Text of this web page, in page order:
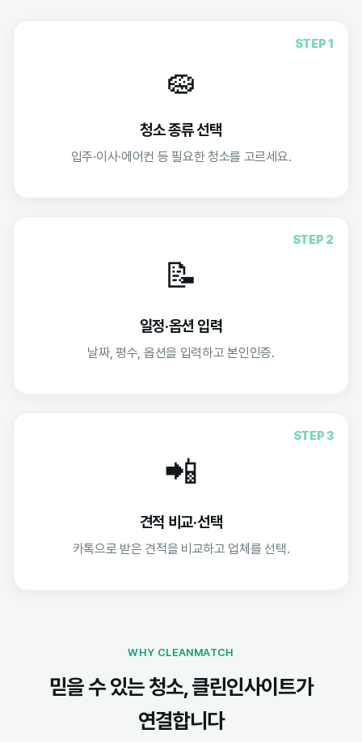
STEP 1
🧽
청소 종류 선택
입주·이사·에어컨 등 필요한 청소를 고르세요.
STEP 2
📝
일정·옵션 입력
날짜, 평수, 옵션을 입력하고 본인인증.
STEP 3
📲
견적 비교·선택
카톡으로 받은 견적을 비교하고 업체를 선택.
WHY CLEANMATCH
믿을 수 있는 청소, 클린인사이트가
연결합니다